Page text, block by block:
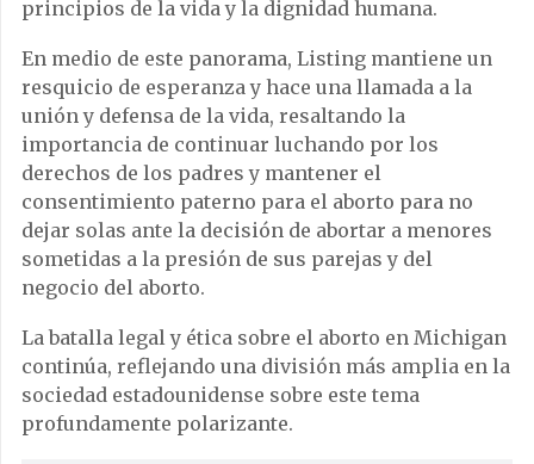
principios de la vida y la dignidad humana.
En medio de este panorama, Listing mantiene un
resquicio de esperanza y hace una llamada a la
unión y defensa de la vida, resaltando la
importancia de continuar luchando por los
derechos de los padres y mantener el
consentimiento paterno para el aborto para no
dejar solas ante la decisión de abortar a menores
sometidas a la presión de sus parejas y del
negocio del aborto.
La batalla legal y ética sobre el aborto en Michigan
continúa, reflejando una división más amplia en la
sociedad estadounidense sobre este tema
profundamente polarizante.